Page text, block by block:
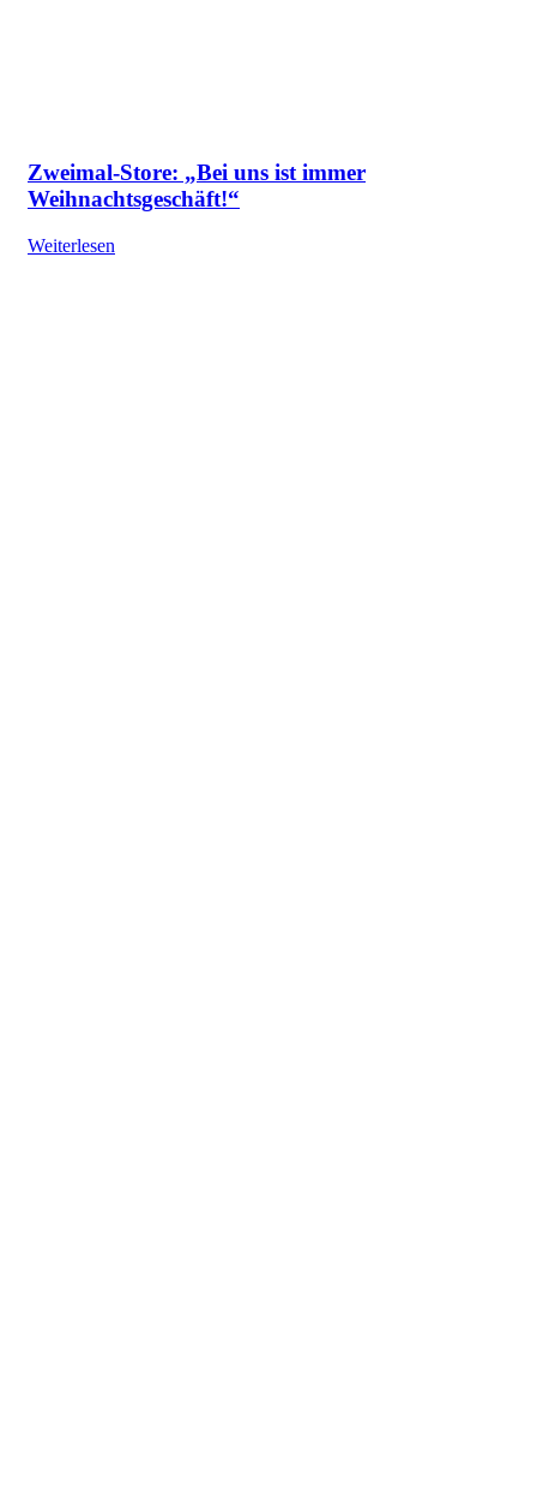
Zweimal-Store: „Bei uns ist immer
Weihnachtsgeschäft!“
Weiterlesen